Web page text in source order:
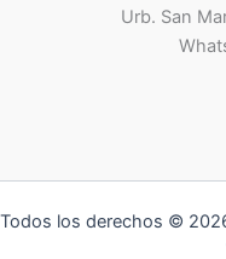
Urb. San
Todos los derechos ©